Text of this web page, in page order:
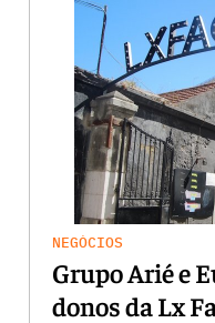
NEGÓCIOS
Grupo Arié e
donos da Lx